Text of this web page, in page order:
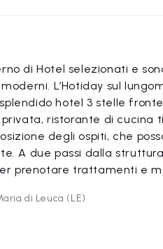
di Hotel selezionati e
L’Hotiday sul
hotel 3 stelle
ristorante di cucina
degli ospiti, che
A due passi dalla
prenotare trattamenti e
di Leuca (LE)